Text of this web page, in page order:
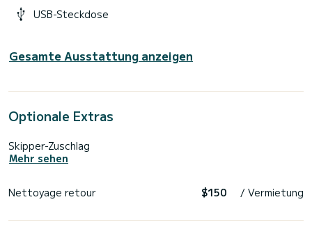
USB-Steckdose
Gesamte Ausstattung anzeigen
Optionale Extras
Skipper-Zuschlag
Mehr sehen
Nettoyage retour $150 / Vermietung